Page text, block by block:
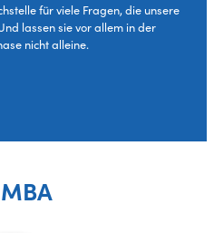
für viele Fragen, die unsere
lassen sie vor allem in der
nicht alleine.